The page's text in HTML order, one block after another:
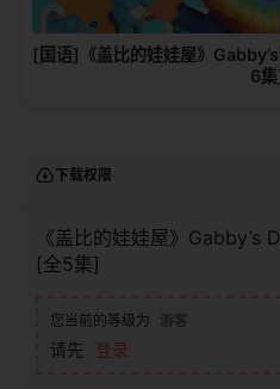
[国语]《盖比的娃娃屋》
6
下载权限
《盖比的娃娃屋》Gabby’s
[全5集]
您当前的等级为 游客
请先 登录